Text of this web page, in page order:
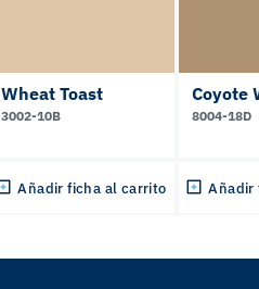
Wheat Toast
3002-10B
Añadir ficha al carrito
Coyote
8004-18D
Añadir